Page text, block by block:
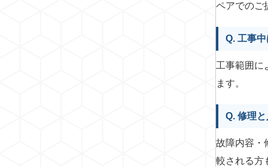
ペアでのご
Q. 工事
工事範囲に
ます。
Q. 修理
故障内容・
較される方